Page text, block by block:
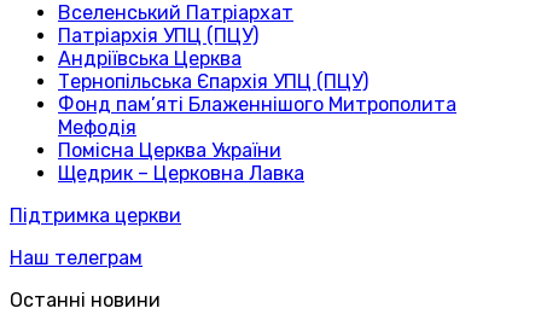
Вселенський Патріархат
Патріархія УПЦ (ПЦУ)
Андріївська Церква
Тернопільська Єпархія УПЦ (ПЦУ)
Фонд пам’яті Блаженнішого Митрополита
Мефодія
Помісна Церква України
Щедрик – Церковна Лавка
Підтримка церкви
Наш телеграм
Останні новини